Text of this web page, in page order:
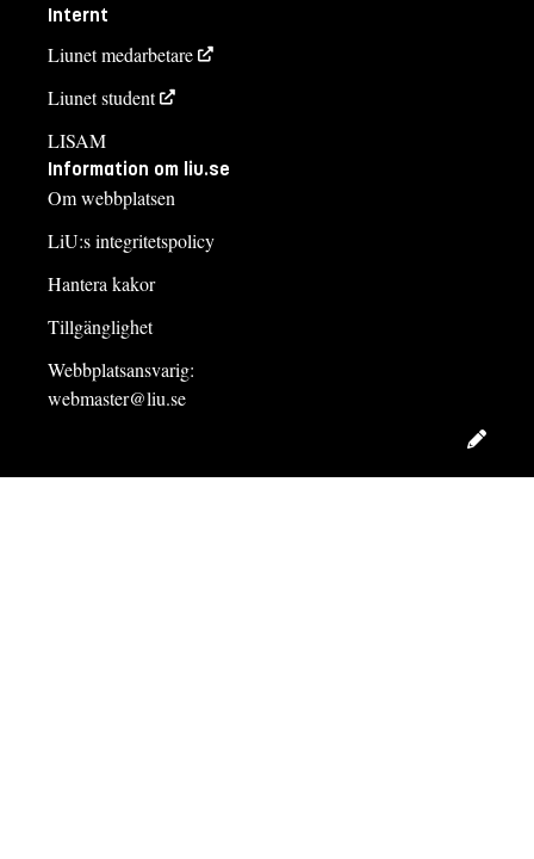
Internt
Liunet medarbetare
Liunet student
LISAM
Information om liu.se
Om webbplatsen
LiU:s integritetspolicy
Hantera kakor
Tillgänglighet
Webbplatsansvarig:
webmaster@liu.se